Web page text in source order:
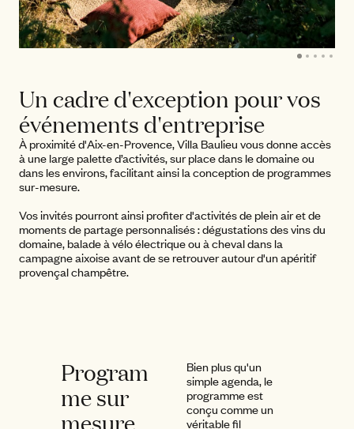
Un cadre d'exception pour vos
événements d'entreprise
À proximité d'Aix-en-Provence, Villa Baulieu vous donne accès
à une large palette d’activités, sur place dans le domaine ou
dans les environs, facilitant ainsi la conception de programmes
sur-mesure.
Vos invités pourront ainsi profiter d'activités de plein air et de
moments de partage personnalisés : dégustations des vins du
domaine, balade à vélo électrique ou à cheval dans la
campagne aixoise avant de se retrouver autour d'un apéritif
provençal champêtre.
Program
me sur
mesure
Bien plus qu'un
simple agenda, le
programme est
conçu comme un
véritable fil